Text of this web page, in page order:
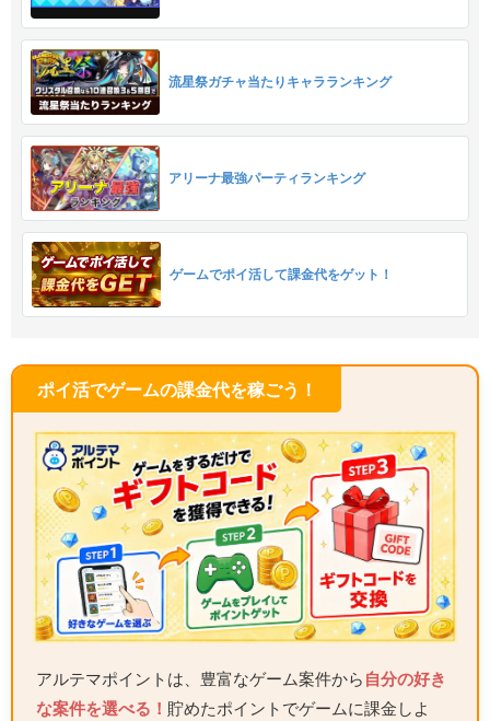
流星祭ガチャ当たりキャラランキング
アリーナ最強パーティランキング
ゲームでポイ活して課金代をゲット！
ポイ活でゲームの課金代を稼ごう！
アルテマポイントは、豊富なゲーム案件から 自分の好き
な案件を選べる！ 貯めたポイントでゲームに課金しよ